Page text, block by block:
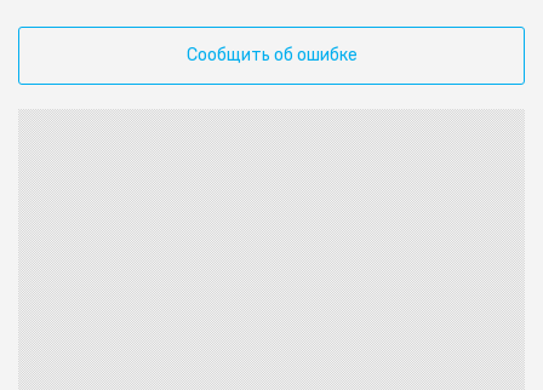
Сообщить об ошибке